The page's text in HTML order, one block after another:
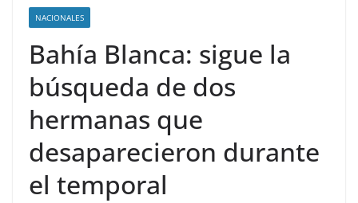
NACIONALES
Bahía Blanca: sigue la
búsqueda de dos
hermanas que
desaparecieron durante
el temporal